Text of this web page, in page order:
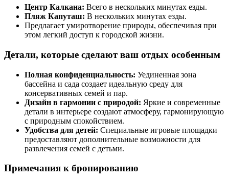
Центр Калкана: Всего в нескольких минутах езды.
Пляж Капуташ: В нескольких минутах езды.
Предлагает умиротворение природы, обеспечивая при
этом легкий доступ к городской жизни.
Детали, которые сделают ваш отдых особенным
Полная конфиденциальность: Уединенная зона
бассейна и сада создает идеальную среду для
консервативных семей и пар.
Дизайн в гармонии с природой: Яркие и современные
детали в интерьере создают атмосферу, гармонирующую
с природным спокойствием.
Удобства для детей: Специальные игровые площадки
предоставляют дополнительные возможности для
развлечения семей с детьми.
Примечания к бронированию